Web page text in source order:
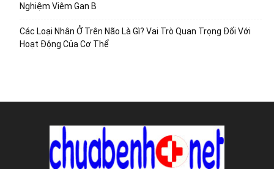
Nghiệm Viêm Gan B
Các Loại Nhân Ở Trên Não Là Gì? Vai Trò Quan Trọng Đối Với
Hoạt Động Của Cơ Thể